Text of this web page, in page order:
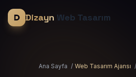
Dizayn Web Tasarım
Ana Sayfa / Web Tasarım Ajansı /